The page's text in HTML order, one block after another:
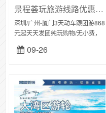
景程荟玩旅游线路优惠：深圳/广州-厦门3天动车跟团游868元起天天发团 纯玩购物/无小费
深圳/广州-厦门3天动车跟团游868
元起天天发团纯玩购物/无小费，
寺、厦门大学外景、毓园、环岛
路、沙滩海滨浴场、集美学村三
09-26